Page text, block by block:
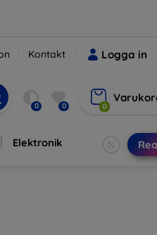
Kontakt Logga in
0 0 0
Elektronik Rea